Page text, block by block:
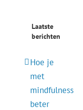
Laatste
berichten
Hoe je
met
mindfulness
beter